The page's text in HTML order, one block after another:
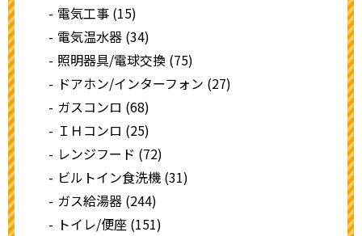
電気工事 (15)
電気温水器 (34)
照明器具/電球交換 (75)
ドアホン/インターフォン (27)
ガスコンロ (68)
ＩＨコンロ (25)
レンジフード (72)
ビルトイン食洗機 (31)
ガス給湯器 (244)
トイレ/便座 (151)